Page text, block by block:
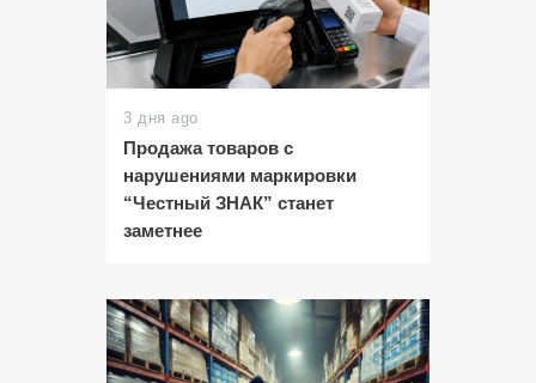
3 дня ago
Продажа товаров с
нарушениями маркировки
“Честный ЗНАК” станет
заметнее